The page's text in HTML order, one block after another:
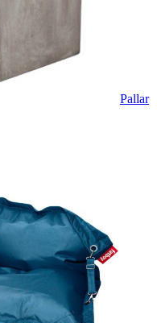
Pallar